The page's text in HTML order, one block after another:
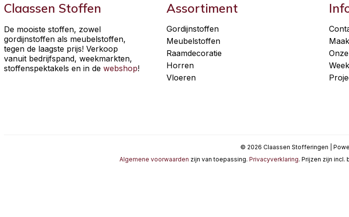
Claassen Stoffen
De mooiste stoffen, zowel
gordijnstoffen als meubelstoffen,
tegen de laagste prijs! Verkoop
vanuit bedrijfspand, weekmarkten,
stoffenspektakels en in de webshop!
Assortiment
Gordijnstoffen
Meubelstoffen
Raamdecoratie
Horren
Vloeren
© 2026 Claassen Stofferingen |
Algemene voorwaarden zijn van toepassing. Privacyverklaring. Prijzen zijn incl.